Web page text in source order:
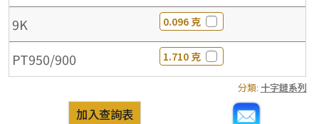
9K 0.096 克
PT950/900 1.710 克
分類: 十字鏈系列
加入查詢表